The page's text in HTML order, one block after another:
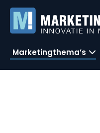
Marketingthema’s